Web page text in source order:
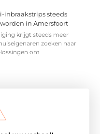
inbraakstrips steeds
in Amersfoort
krijgt steeds meer
zoeken naar
om